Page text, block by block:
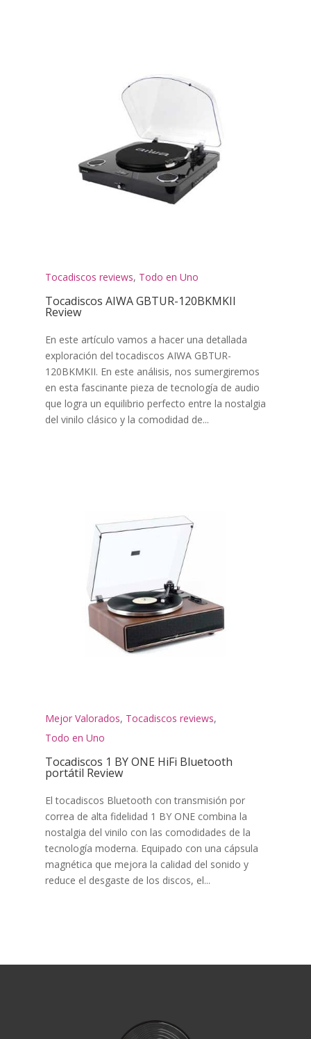
Tocadiscos reviews, Todo en Uno
Tocadiscos AIWA GBTUR-120BKMKII
Review
En este artículo vamos a hacer una detallada
exploración del tocadiscos AIWA GBTUR-
120BKMKII. En este análisis, nos sumergiremos
en esta fascinante pieza de tecnología de audio
que logra un equilibrio perfecto entre la nostalgia
del vinilo clásico y la comodidad de...
Mejor Valorados, Tocadiscos reviews,
Todo en Uno
Tocadiscos 1 BY ONE HiFi Bluetooth
portátil Review
El tocadiscos Bluetooth con transmisión por
correa de alta fidelidad 1 BY ONE combina la
nostalgia del vinilo con las comodidades de la
tecnología moderna. Equipado con una cápsula
magnética que mejora la calidad del sonido y
reduce el desgaste de los discos, el...